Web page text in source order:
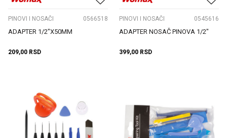
PINOVI I NOSAČI 0566518
ADAPTER 1/2"X50MM
209,00 RSD
PINOVI I NOSAČI 0545616
ADAPTER NOSAČ PINOVA 1/2"
399,00 RSD